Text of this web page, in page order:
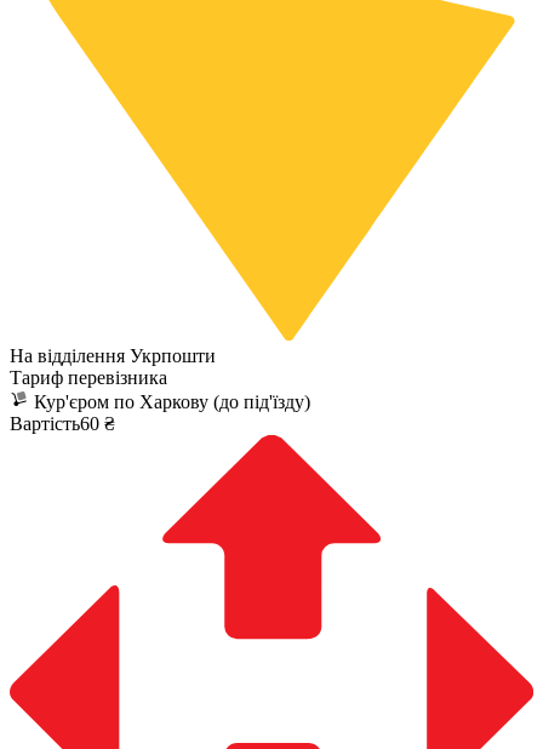
На відділення Укрпошти
Тариф перевізника
Кур'єром по Харкову (до під'їзду)
Вартість60 ₴